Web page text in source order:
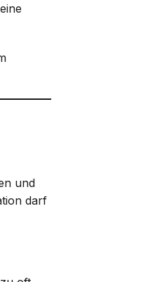
und
darf